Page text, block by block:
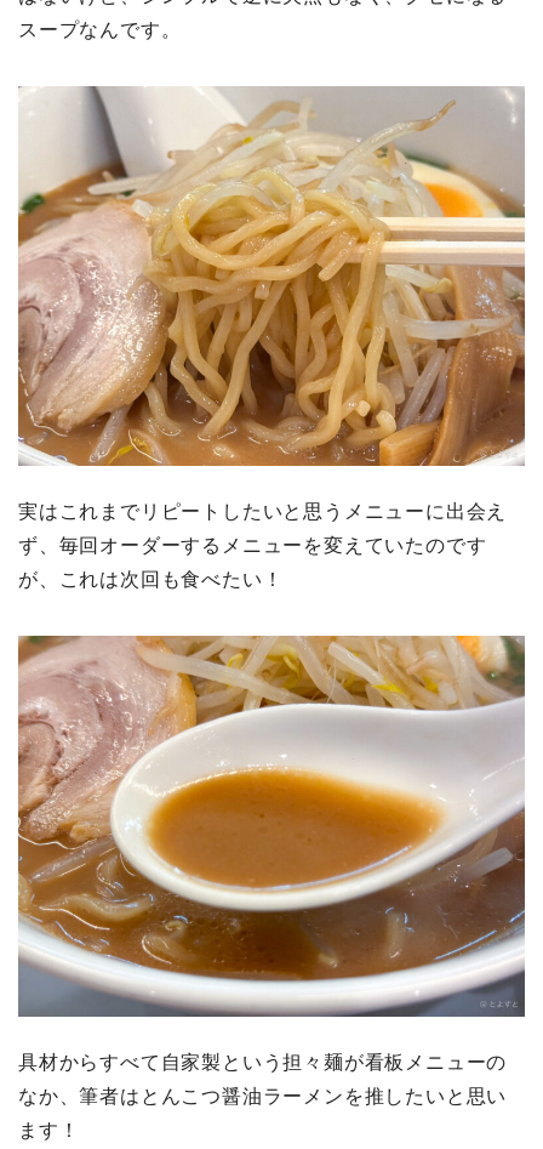
スープなんです。
実はこれまでリピートしたいと思うメニューに出会え
ず、毎回オーダーするメニューを変えていたのです
が、これは次回も食べたい！
具材からすべて自家製という担々麺が看板メニューの
なか、筆者はとんこつ醤油ラーメンを推したいと思い
ます！